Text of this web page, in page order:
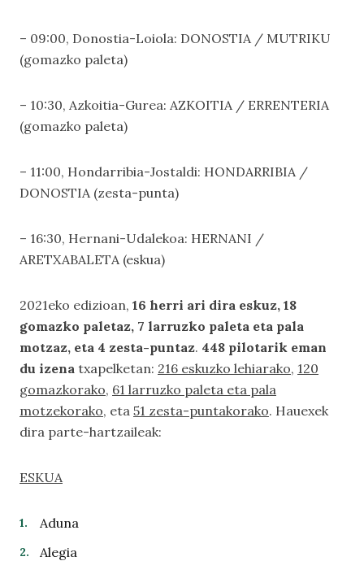
– 09:00, Donostia-Loiola: DONOSTIA / MUTRIKU
(gomazko paleta)
– 10:30, Azkoitia-Gurea: AZKOITIA / ERRENTERIA
(gomazko paleta)
– 11:00, Hondarribia-Jostaldi: HONDARRIBIA /
DONOSTIA (zesta-punta)
– 16:30, Hernani-Udalekoa: HERNANI /
ARETXABALETA (eskua)
2021eko edizioan, 16 herri ari dira eskuz, 18
gomazko paletaz, 7 larruzko paleta eta pala
motzaz, eta 4 zesta-puntaz. 448 pilotarik eman
du izena txapelketan: 216 eskuzko lehiarako, 120
gomazkorako, 61 larruzko paleta eta pala
motzekorako, eta 51 zesta-puntakorako. Hauexek
dira parte-hartzaileak:
ESKUA
Aduna
Alegia